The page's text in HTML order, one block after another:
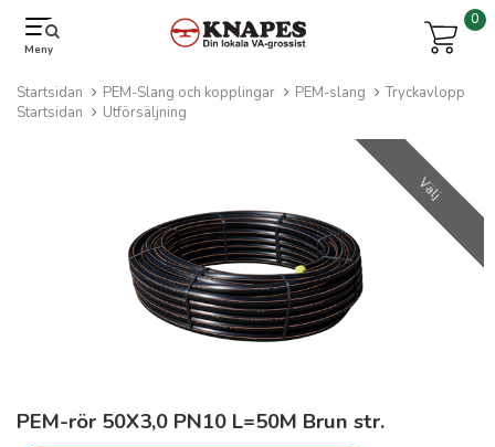
Meny
0
Startsidan PEM-Slang och kopplingar PEM-slang
Tryckavlopp
Startsidan
Utförsäljning
Välj
PEM-rör 50X3,0 PN10 L=50M Brun str.